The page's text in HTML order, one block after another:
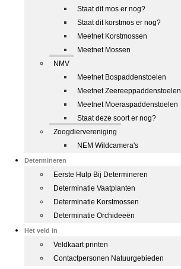
Staat dit mos er nog?
Staat dit korstmos er nog?
Meetnet Korstmossen
Meetnet Mossen
NMV
Meetnet Bospaddenstoelen
Meetnet Zeereeppaddenstoelen
Meetnet Moeraspaddenstoelen
Staat deze soort er nog?
Zoogdiervereniging
NEM Wildcamera's
Determineren
Eerste Hulp Bij Determineren
Determinatie Vaatplanten
Determinatie Korstmossen
Determinatie Orchideeën
Het veld in
Veldkaart printen
Contactpersonen Natuurgebieden